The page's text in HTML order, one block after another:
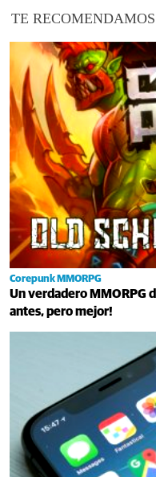
TE RECOMENDAMOS
Corepunk MMORPG
Un verdadero MMORPG
antes, pero mejor!